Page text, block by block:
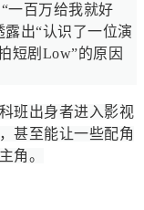
一百万给我就好
出“认识了一位演
短剧Low”的原因
班出身者进入影视
甚至能让一些配角
角。